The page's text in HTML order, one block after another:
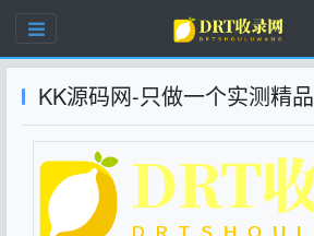
KK源码网-只做一个实测精品